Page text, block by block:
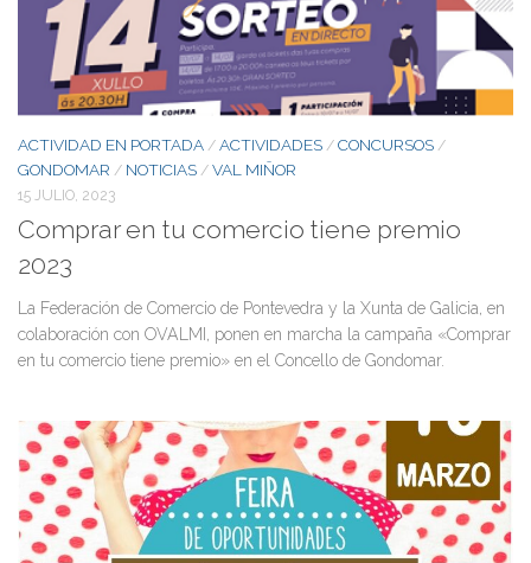
ACTIVIDAD EN PORTADA / ACTIVIDADES / CONCURSOS /
GONDOMAR / NOTICIAS / VAL MIÑOR
15 JULIO, 2023
Comprar en tu comercio tiene premio
2023
La Federación de Comercio de Pontevedra y la Xunta de Galicia, en
colaboración con OVALMI, ponen en marcha la campaña «Comprar
en tu comercio tiene premio» en el Concello de Gondomar.